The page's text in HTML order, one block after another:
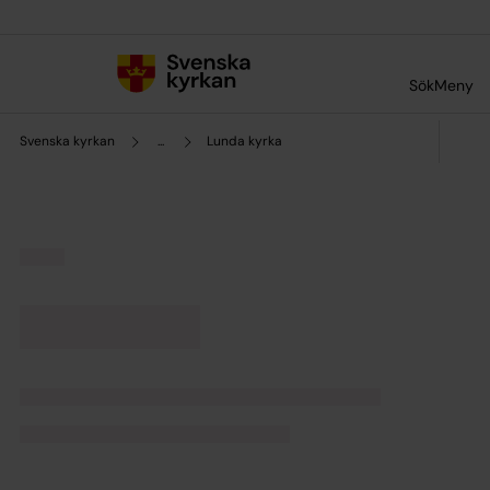
SökMeny
Svenska kyrkan ... Lunda kyrka